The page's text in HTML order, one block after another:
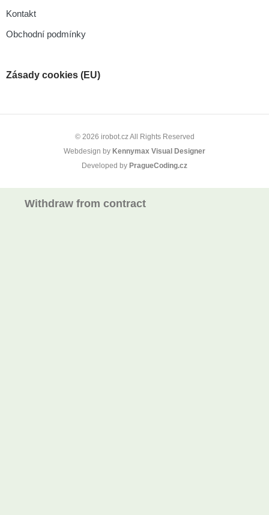
Kontakt
Obchodní podmínky
Zásady cookies (EU)
© 2026 irobot.cz All Rights Reserved
Webdesign by Kennymax Visual Designer
Developed by PragueCoding.cz
Withdraw from contract